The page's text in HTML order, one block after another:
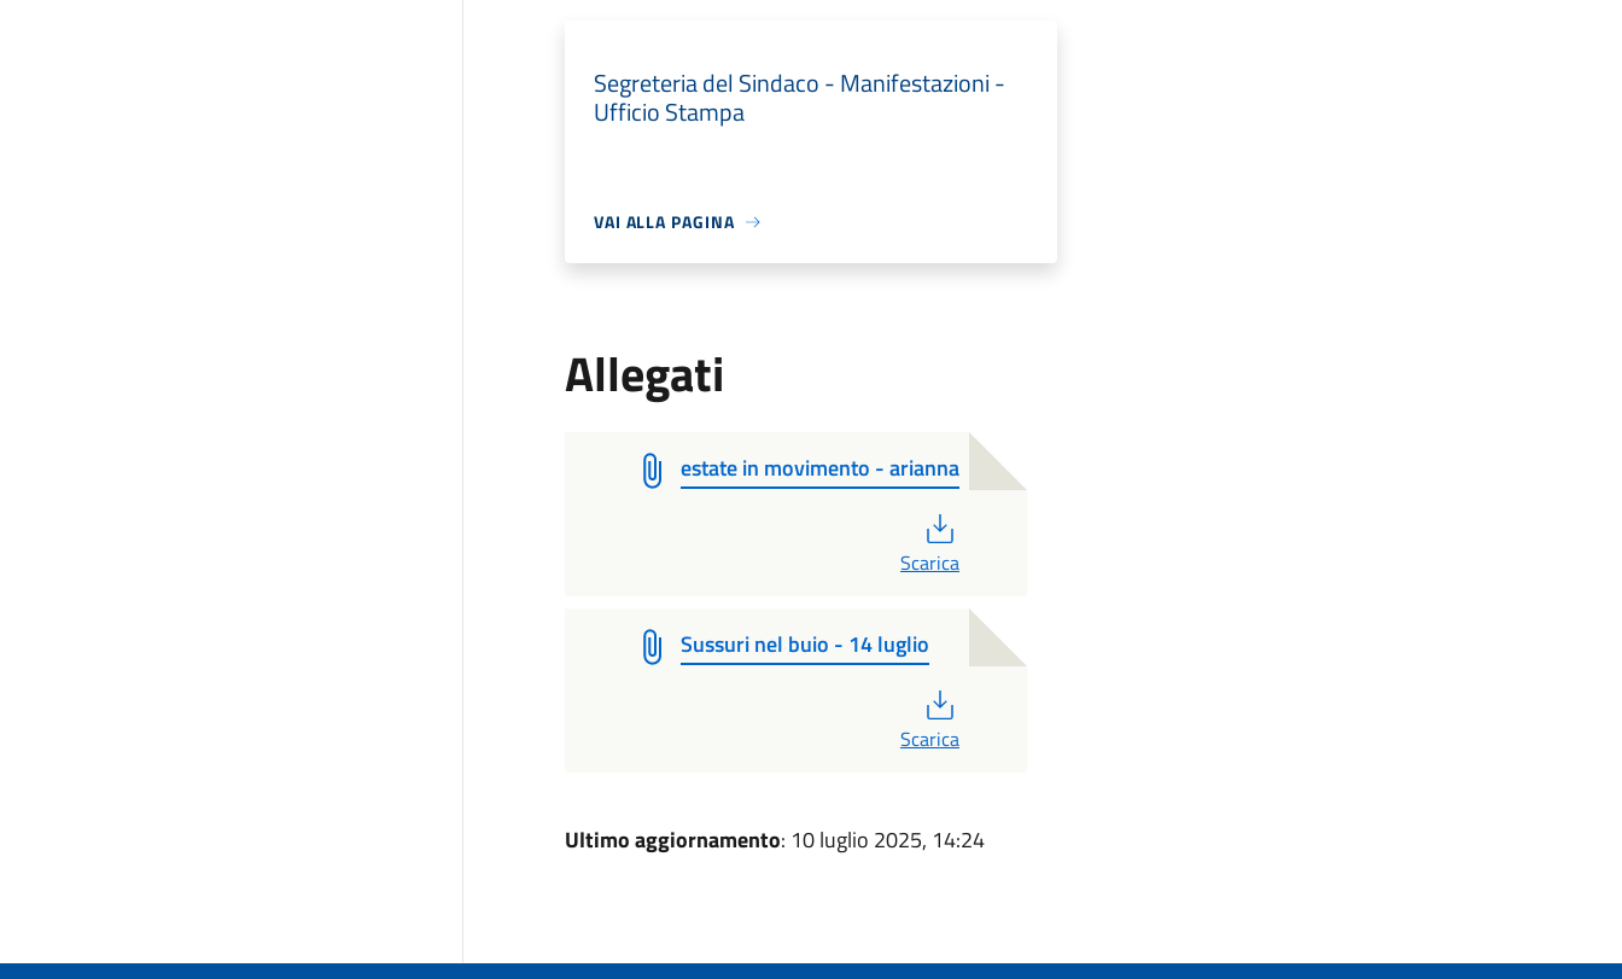
Segreteria del Sindaco - Manifestazioni -
Ufficio Stampa
VAI ALLA PAGINA
Allegati
estate in movimento - arianna
Scarica
Sussuri nel buio - 14 luglio
Scarica
Ultimo aggiornamento: 10 luglio 2025, 14:24